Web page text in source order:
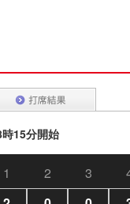
15分開始
1 2 3